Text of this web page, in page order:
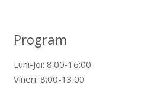
Program
Luni-Joi: 8:00-16:00
Vineri: 8:00-13:00